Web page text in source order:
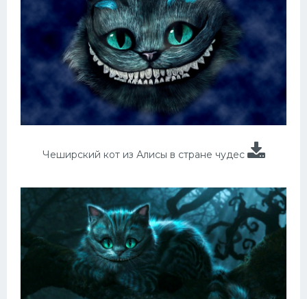
Чеширский кот из Алисы в стране чудес